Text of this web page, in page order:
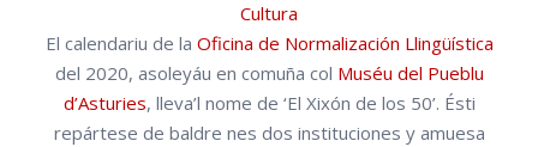
Cultura
El calendariu de la Oficina de Normalización Llingüística
del 2020, asoleyáu en comuña col Muséu del Pueblu
d’Asturies, lleva’l nome de ‘El Xixón de los 50’. Ésti
repártese de baldre nes dos instituciones y amuesa